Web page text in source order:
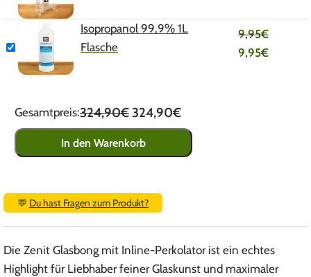
Isopropanol 99,9% 1L
Flasche
9,95€
9,95€
Gesamtpreis:324,90€324,90€
In den Warenkorb
💬 Du hast Fragen zum Produkt?
Die Zenit Glasbong mit Inline-Perkolator ist ein echtes
Highlight für Liebhaber feiner Glaskunst und maximaler